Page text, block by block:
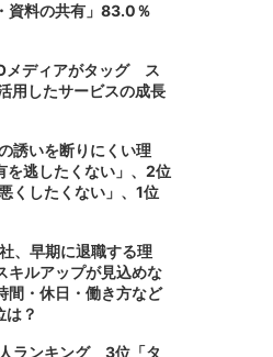
資料の共有」83.0％
メディアがタッグ ス
用したサービスの成長
誘いを断りにくい理
逃したくない」、2位
くしたくない」、1位
、早期に退職する理
ルアップが見込めな
間・休日・働き方など
は？
人ランキング 3位「タ